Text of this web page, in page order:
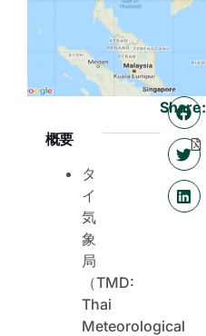
概要
タ
イ
気
象
局
（TMD:
Thai
Meteorological
Share: